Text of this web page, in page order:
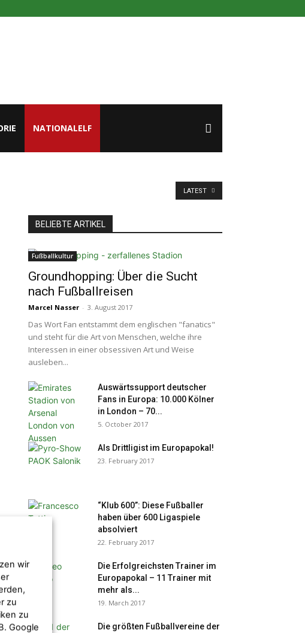
NATIONALELF
LATEST
BELIEBTE ARTIKEL
Fußballkultur
Groundhopping: Über die Sucht
nach Fußballreisen
Marcel Nasser - 3. August 2017
Das Wort Fan entstammt dem englischen "fanatics"
und steht für die Art von Menschen, welche ihre
Interessen in einer obsessiven Art und Weise
ausleben...
Auswärtssupport deutscher
Fans in Europa: 10.000 Kölner
in London – 70...
5. October 2017
Als Drittligist im Europapokal!
23. February 2017
“Klub 600”: Diese Fußballer
haben über 600 Ligaspiele
absolviert
22. February 2017
Die Erfolgreichsten Trainer im
Europapokal – 11 Trainer mit
mehr als...
19. March 2017
Die größten Fußballvereine der
wir
zu
zu
Google